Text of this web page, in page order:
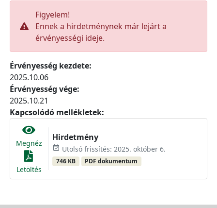
Figyelem!
Ennek a hirdetménynek már lejárt a
érvényességi ideje.
Érvényesség kezdete:
2025.10.06
Érvényesség vége:
2025.10.21
Kapcsolódó mellékletek:
Megnéz
Letöltés
Hirdetmény
event_available Utolsó frissítés: 2025. október 6.
746 KB PDF dokumentum